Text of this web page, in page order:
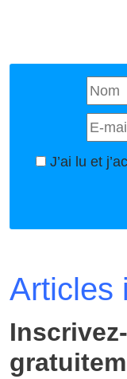
J’ai lu et
Articles